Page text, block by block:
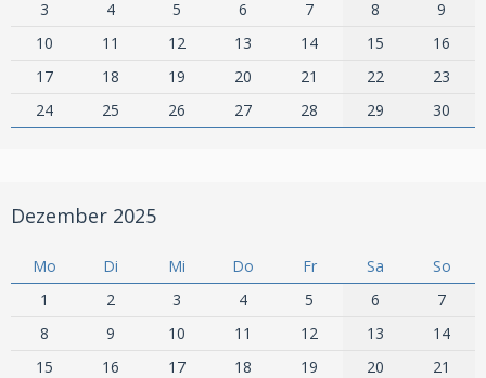
3
4 5 6 7 8
9
10
11 12 13 14 15
16
17
18 19 20 21 22
23
24
25 26 27 28 29 30
Dezember 2025
Mo Di Mi Do Fr Sa
So
1
2 3 4 5 6
7
8
9 10 11 12 13
14
15
16 17 18 19 20
21